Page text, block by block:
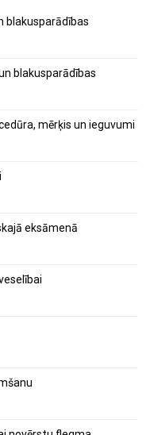
blakusparādības
blakusparādības
mērķis un ieguvumi
eksāmenā